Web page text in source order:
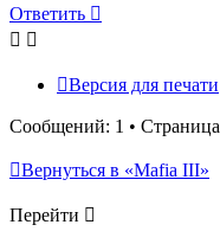
Ответить
Версия для печати
Сообщений: 1 • Страница
Вернуться в «Mafia III»
Перейти